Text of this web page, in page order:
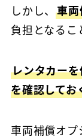
しかし、車
負担となるこ
レンタカー
を確認してお
車両補償オ